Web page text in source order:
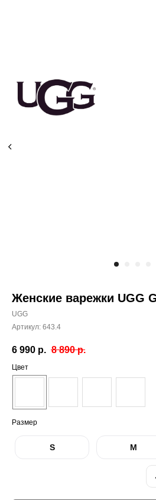
Женские варежки UGG
UGG
Артикул: 643.4
6 990 р. 8 890 р.
Цвет
Размер
S M